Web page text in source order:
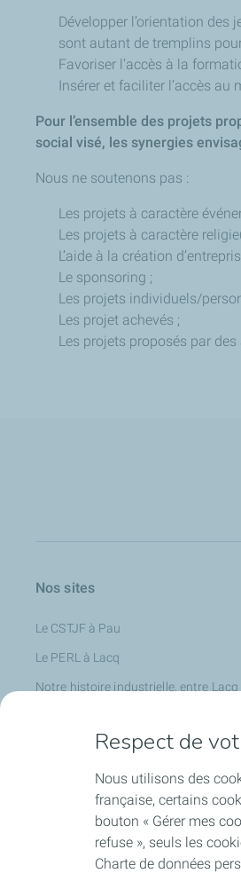
Développer l’orientation
sont autant de tremplins
Favoriser l’accès à la
Insérer et faciliter l’accès
Pour l’ensemble des projets
social visé, les synergies
Nous ne soutenons pas :
Les projets à caractère
Les projets à caractère
L’aide à la création
Le sponsoring ;
Les projets individuels/
Les projet achevés ;
Les projets proposés par
Nos sites
Le CSTJF à Pau
Le PERL à Lacq
Notre histoire industrielle, entre Lacq
Nos actualités
Respect de
Nous utilisons des
française, certains
bouton « Gérer mes
refuse », seuls les
Charte de données